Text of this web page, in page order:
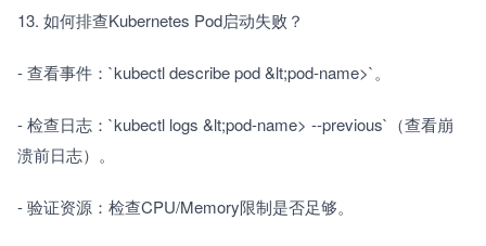
13. 如何排查Kubernetes Pod启动失败？
- 查看事件：`kubectl describe pod &lt;pod-name>`。
- 检查日志：`kubectl logs &lt;pod-name> --previous`（查看崩
溃前日志）。
- 验证资源：检查CPU/Memory限制是否足够。